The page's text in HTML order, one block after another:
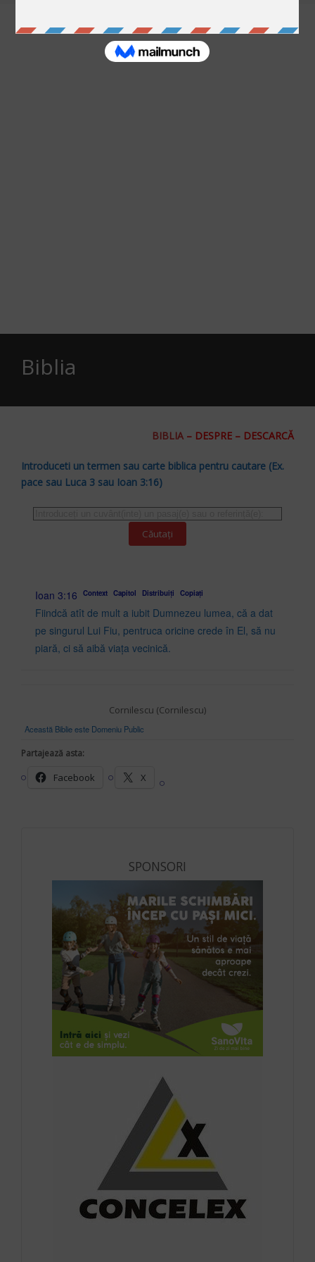
Biblia
BIBLIA – DESPRE – DESCARCĂ
Introduceti un termen sau carte biblica pentru cautare (Ex.
pace sau Luca 3 sau Ioan 3:16)
Căutați
Ioan 3:16 Context Capitol Distribuiți Copiați
Fiindcă atît de mult a iubit Dumnezeu lumea, că a dat
pe singurul Lui Fiu, pentruca oricine crede în El, să nu
piară, ci să aibă viaţa vecinică.
Cornilescu (Cornilescu)
Această Biblie este Domeniu Public
Partajează asta:
Facebook X
SPONSORI